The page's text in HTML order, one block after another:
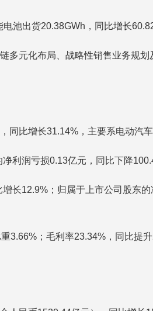
池出货20.38GWh，同比增长
元化布局、战略性销售业务规
比增长31.14%，主要系电动汽车
利润亏损0.13亿元，同比下降
长12.9%；归属于上市公司股东
；毛利率23.34%，同比提